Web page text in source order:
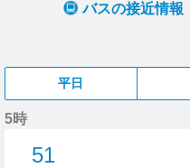
バスの接近情報
平日
5時
51